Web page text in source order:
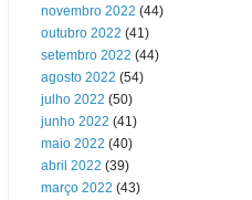
novembro 2022 (44)
outubro 2022 (41)
setembro 2022 (44)
agosto 2022 (54)
julho 2022 (50)
junho 2022 (41)
maio 2022 (40)
abril 2022 (39)
março 2022 (43)